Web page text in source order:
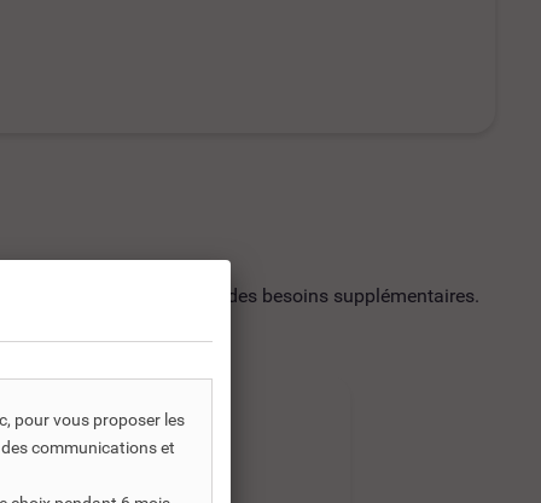
soit répondre à des besoins supplémentaires.
pour vous proposer les
communications et